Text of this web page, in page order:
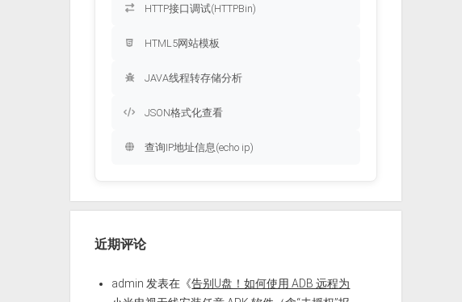
HTTP接口调试(HTTPBin)
HTML5网站模板
JAVA线程转存储分析
JSON格式化查看
查询IP地址信息(echo ip)
近期评论
admin 发表在《告别U盘！如何使用 ADB 远程为